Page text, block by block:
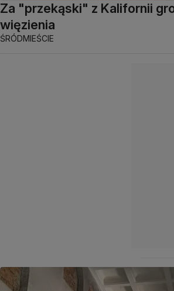
Za "przekąski" z Kalifornii
więzienia
ŚRÓDMIEŚCIE